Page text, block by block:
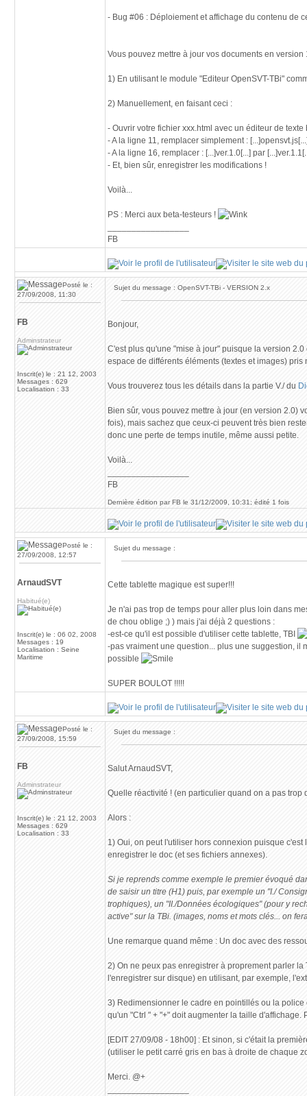
- Bug #06 : Déploiement et affichage du contenu de
Vous pouvez mettre à jour vos documents en
1) En utilisant le module "Editeur OpenSVT-TBi"
2) Manuellement, en faisant ceci :
- Ouvrir votre fichier xxx.html avec un éditeur de
- A la ligne 11, remplacer simplement :
- A la ligne 16, remplacer : [...]ver.1.0[...] par
- Et, bien sûr, enregistrer les modifications !
Voilà...
PS : Merci aux beta-testeurs !
FB
Posté le :
27/09/2008, 11:30
FB
Adminstrateur
Inscrit(e) le : 21 12, 2003
Messages : 629
Localisation : 33
Sujet du message : OpenSVT-TBi - VERSION 2.x
Bonjour,
C'est plus qu'une "mise à jour" puisque la version 2.0
espace de différents éléments (textes et images)
Vous trouverez tous les détails dans la partie V./ du
Bien sûr, vous pouvez mettre à jour (en version 2.0)
fois), mais sachez que ceux-ci peuvent très bien
donc une perte de temps inutile, même aussi petite.
Voilà...
FB
Dernière édition par FB le 31/12/2009, 10:31; édité 1 fois
Posté le :
27/09/2008, 12:57
ArnaudSVT
Habitué(e)
Inscrit(e) le : 06 02, 2008
Messages : 19
Localisation : Seine
Maritime
Sujet du message :
Cette tablette magique est super!!!
Je n'ai pas trop de temps pour aller plus loin dans
de chou oblige ;) ) mais j'ai déjà 2 questions :
-est-ce qu'il est possible d'utiliser cette tablette, TBI
-pas vraiment une question... plus une suggestion,
possible
SUPER BOULOT !!!!!
Posté le :
27/09/2008, 15:59
FB
Adminstrateur
Inscrit(e) le : 21 12, 2003
Messages : 629
Localisation : 33
Sujet du message :
Salut ArnaudSVT,
Quelle réactivité ! (en particulier quand on a pas trop
Alors :
1) Oui, on peut l'utiliser hors connexion puisque
enregistrer le doc (et ses fichiers annexes).
Si je reprends comme exemple le premier évoqué
de saisir un titre (H1) puis, par exemple un "I./
trophiques), un "II./Données écologiques" (pour y
active" sur la TBi. (images, noms et mots clés... on
Une remarque quand même : Un doc avec des
2) On ne peux pas enregistrer à proprement parler
l'enregistrer sur disque) en utilisant, par exemple,
3) Redimensionner le cadre en pointillés ou la
qu'un "Ctrl " + "+" doit augmenter la taille d'affichage.
[EDIT 27/09/08 - 18h00] : Et sinon, si c'était la
(utiliser le petit carré gris en bas à droite de chaque
Merci. @+